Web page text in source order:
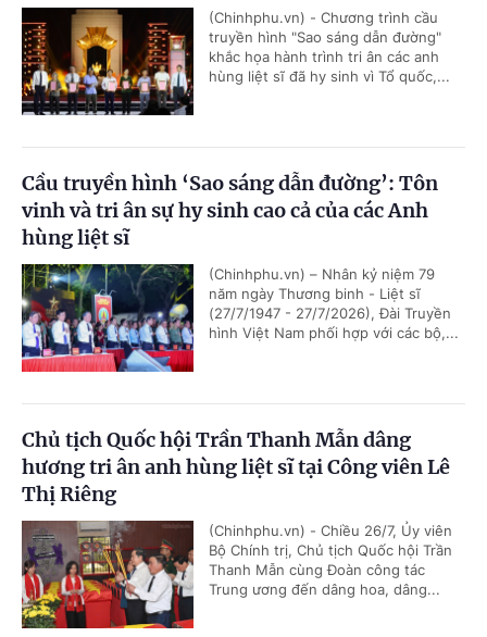
(Chinhphu.vn) - Chương trình cầu
truyền hình "Sao sáng dẫn đường"
khắc họa hành trình tri ân các anh
hùng liệt sĩ đã hy sinh vì Tổ quốc,...
Cầu truyền hình ‘Sao sáng dẫn đường’: Tôn
vinh và tri ân sự hy sinh cao cả của các Anh
hùng liệt sĩ
(Chinhphu.vn) – Nhân kỷ niệm 79
năm ngày Thương binh - Liệt sĩ
(27/7/1947 - 27/7/2026), Đài Truyền
hình Việt Nam phối hợp với các bộ,...
Chủ tịch Quốc hội Trần Thanh Mẫn dâng
hương tri ân anh hùng liệt sĩ tại Công viên Lê
Thị Riêng
(Chinhphu.vn) - Chiều 26/7, Ủy viên
Bộ Chính trị, Chủ tịch Quốc hội Trần
Thanh Mẫn cùng Đoàn công tác
Trung ương đến dâng hoa, dâng...